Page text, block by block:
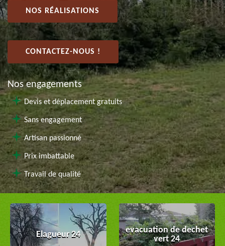
NOS RÉALISATIONS
CONTACTEZ-NOUS !
Nos engagements
Devis et déplacement gratuits
Sans engagement
Artisan passionné
Prix imbattable
Travail de qualité
Elagueur 24
evacuation de dechet
vert 24